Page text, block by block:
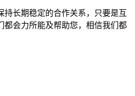
持长期稳定的合作关系，只要是互
都会力所能及帮助您，相信我们都